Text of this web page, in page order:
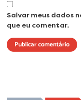
Salvar meus dados
que eu comentar.